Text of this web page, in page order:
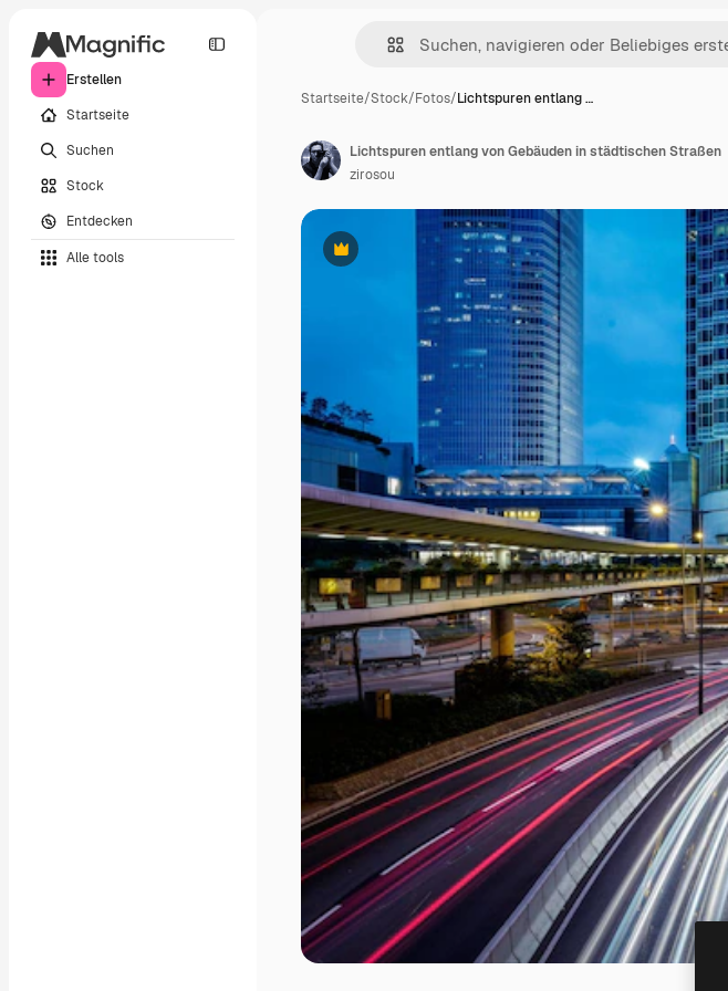
Erstellen
Startseite
Suchen
Stock
Entdecken
Alle tools
Startseite/Stock/Fotos/Lichtspuren entlang …
Premium
Lichtspuren entlang von Gebäuden in städtischen Straßen
zirosou